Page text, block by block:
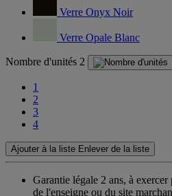
Verre Onyx Noir
Verre Opale Blanc
Nombre d'unités 2
1
2
3
4
Ajouter à la liste Enlever de la liste
Garantie légale 2 ans, à exercer
de l'enseigne ou du site